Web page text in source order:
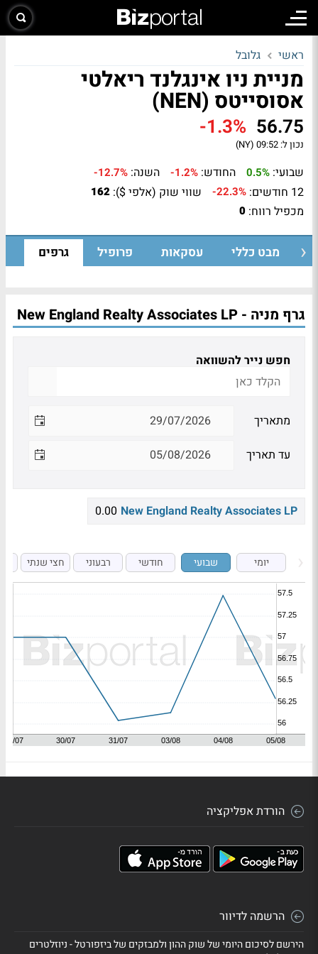
ראשי גלובל
מניית ניו אינגלנד ריאלטי
אסוסייטס (NEN)
56.75
-1.3%
נכון ל: 09:52 (NY)
שבועי: 0.5% החודש: -1.2% השנה: -12.7%
12 חודשים: -22.3% שווי שוק (אלפי $): 162
מכפיל רווח: 0
מבט כללי עסקאות פרופיל גרפים
גרף מניה - New England Realty Associates LP
חפש נייר להשוואה
מתאריך
עד תאריך
New England Realty Associates LP
0.00
יומי שבועי חודשי רבעוני חצי שנתי
הורדת אפליקציה
הרשמה לדיוור
הירשם לסיכום היומי של שוק ההון ולמבזקים של ביזפורטל - ניוזלטרים